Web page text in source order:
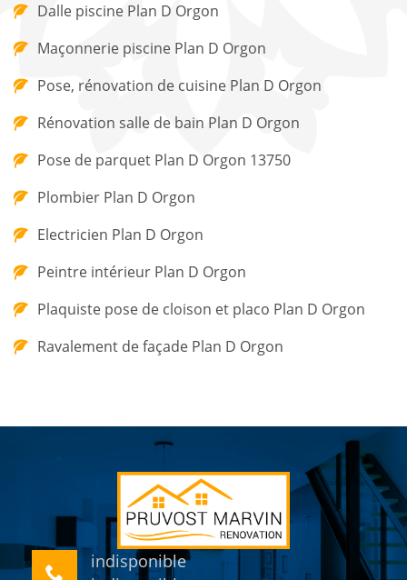
Dalle piscine Plan D Orgon
Maçonnerie piscine Plan D Orgon
Pose, rénovation de cuisine Plan D Orgon
Rénovation salle de bain Plan D Orgon
Pose de parquet Plan D Orgon 13750
Plombier Plan D Orgon
Electricien Plan D Orgon
Peintre intérieur Plan D Orgon
Plaquiste pose de cloison et placo Plan D Orgon
Ravalement de façade Plan D Orgon
indisponible